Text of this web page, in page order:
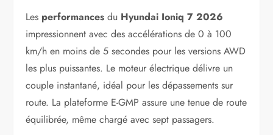
Les performances du Hyundai Ioniq 7 2026
impressionnent avec des accélérations de 0 à 100
km/h en moins de 5 secondes pour les versions AWD
les plus puissantes. Le moteur électrique délivre un
couple instantané, idéal pour les dépassements sur
route. La plateforme E-GMP assure une tenue de route
équilibrée, même chargé avec sept passagers.